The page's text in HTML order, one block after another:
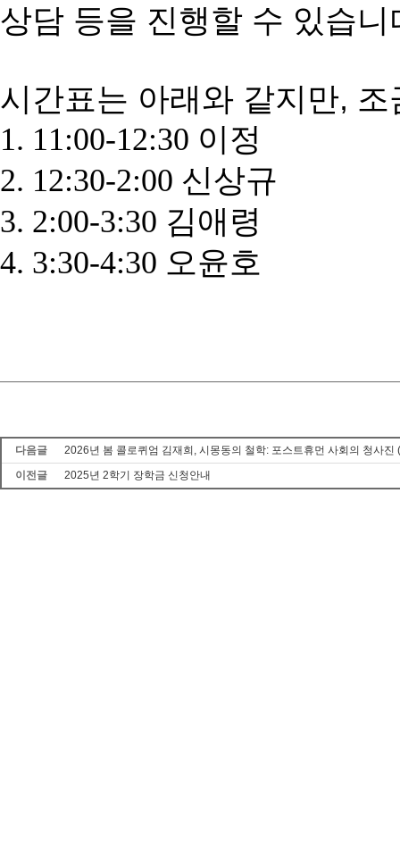
상담 등을 진행할 수 있습니
시간표는 아래와 같지만,
1. 11:00-12:30 이정
2. 12:30-2:00 신상규
3. 2:00-3:30 김애령
4. 3:30-4:30 오윤호
다음글
2026년 봄 콜로퀴엄 김재희, 시몽동의 철학: 포스트휴먼 사회의 청사
이전글
2025년 2학기 장학금 신청안내